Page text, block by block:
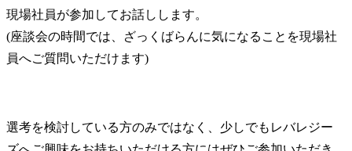
現場社員が参加してお話しします。
(座談会の時間では、ざっくばらんに気になることを現場社
員へご質問いただけます)
選考を検討している方のみではなく、少しでもレバレジー